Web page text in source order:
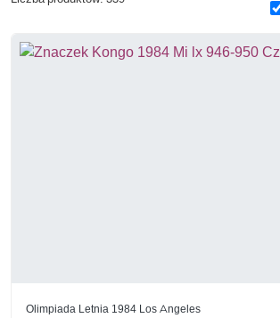
Olimpiada Letnia 1984 Los Angeles